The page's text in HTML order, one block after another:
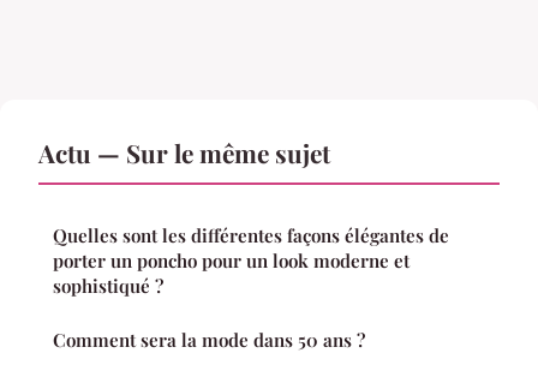
Actu — Sur le même sujet
Quelles sont les différentes façons élégantes de
porter un poncho pour un look moderne et
sophistiqué ?
Comment sera la mode dans 50 ans ?